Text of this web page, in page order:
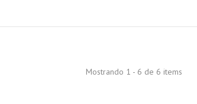
Mostrando 1 - 6 de 6 items